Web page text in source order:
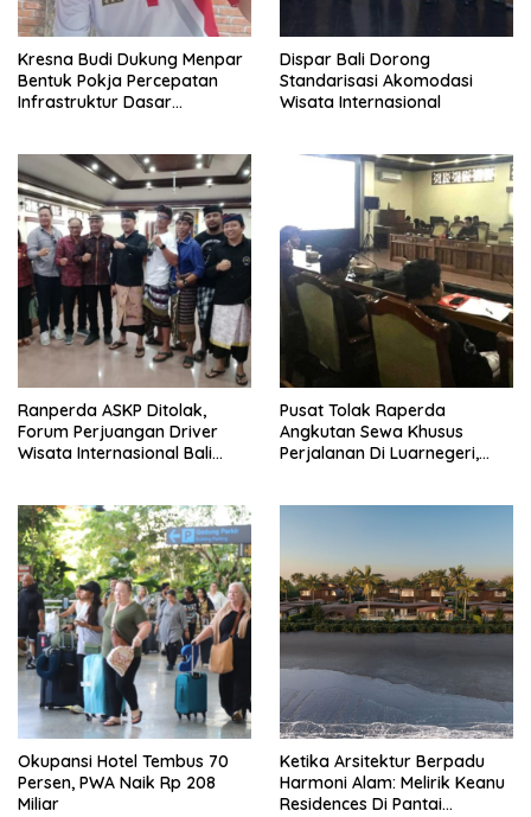
Kresna Budi Dukung Menpar
Bentuk Pokja Percepatan
Infrastruktur Dasar
Dispar Bali Dorong
Standarisasi Akomodasi
Wisata Internasional
Ranperda ASKP Ditolak,
Forum Perjuangan Driver
Wisata Internasional Bali
Pusat Tolak Raperda
Angkutan Sewa Khusus
Perjalanan Di Luarnegeri,
Okupansi Hotel Tembus 70
Persen, PWA Naik Rp 208
Miliar
Ketika Arsitektur Berpadu
Harmoni Alam: Melirik Keanu
Residences Di Pantai